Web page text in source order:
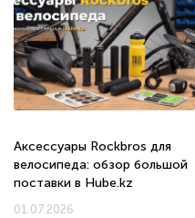
Аксессуары Rockbros для
велосипеда: обзор большой
поставки в Hube.kz
01.07.2026